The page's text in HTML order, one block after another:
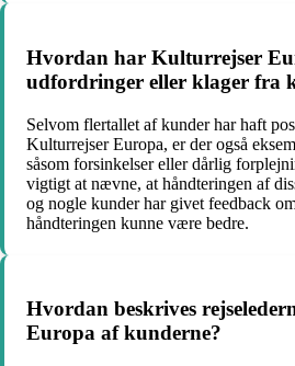
Hvordan har Kulturrejser
udfordringer eller klager fra
Selvom flertallet af kunder har haft
Kulturrejser Europa, er der også
såsom forsinkelser eller dårlig
vigtigt at nævne, at håndteringen af
og nogle kunder har givet feedback
håndteringen kunne være bedre.
Hvordan beskrives
Europa af kunderne?